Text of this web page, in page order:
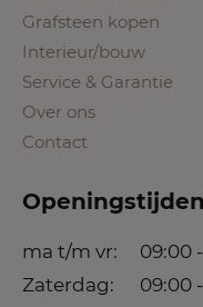
Grafsteen kopen
Interieur/bouw
Service & Garantie
Over ons
Contact
Openingstijden
ma t/m vr:
09:00
Zaterdag:
09:00